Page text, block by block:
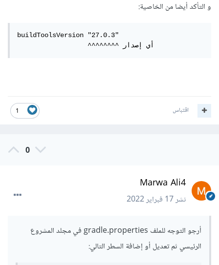
و التأكد أيضا من الخاصية:
buildToolsVersion "27.0.3"
                  ^^^^^^^^ أي إصدار
1 اقتباس
0
Marwa Ali4
نشر17 فبراير 2022
أرجو التوجه للملف gradle.properties في مجلد المشروع
الرئيسي ثم تعديل أو إضافة السطر التالي: